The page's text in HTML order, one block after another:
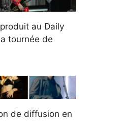
au Daily
tournée de
de diffusion en